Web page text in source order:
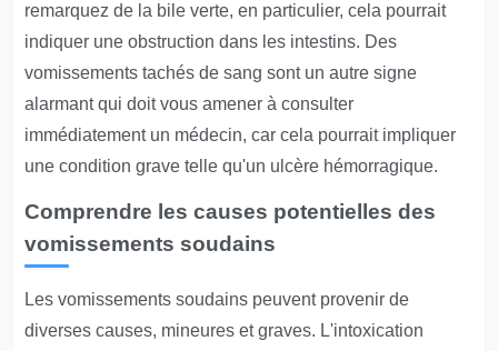
remarquez de la bile verte, en particulier, cela pourrait
indiquer une obstruction dans les intestins. Des
vomissements tachés de sang sont un autre signe
alarmant qui doit vous amener à consulter
immédiatement un médecin, car cela pourrait impliquer
une condition grave telle qu'un ulcère hémorragique.
Comprendre les causes potentielles des
vomissements soudains
Les vomissements soudains peuvent provenir de
diverses causes, mineures et graves. L'intoxication